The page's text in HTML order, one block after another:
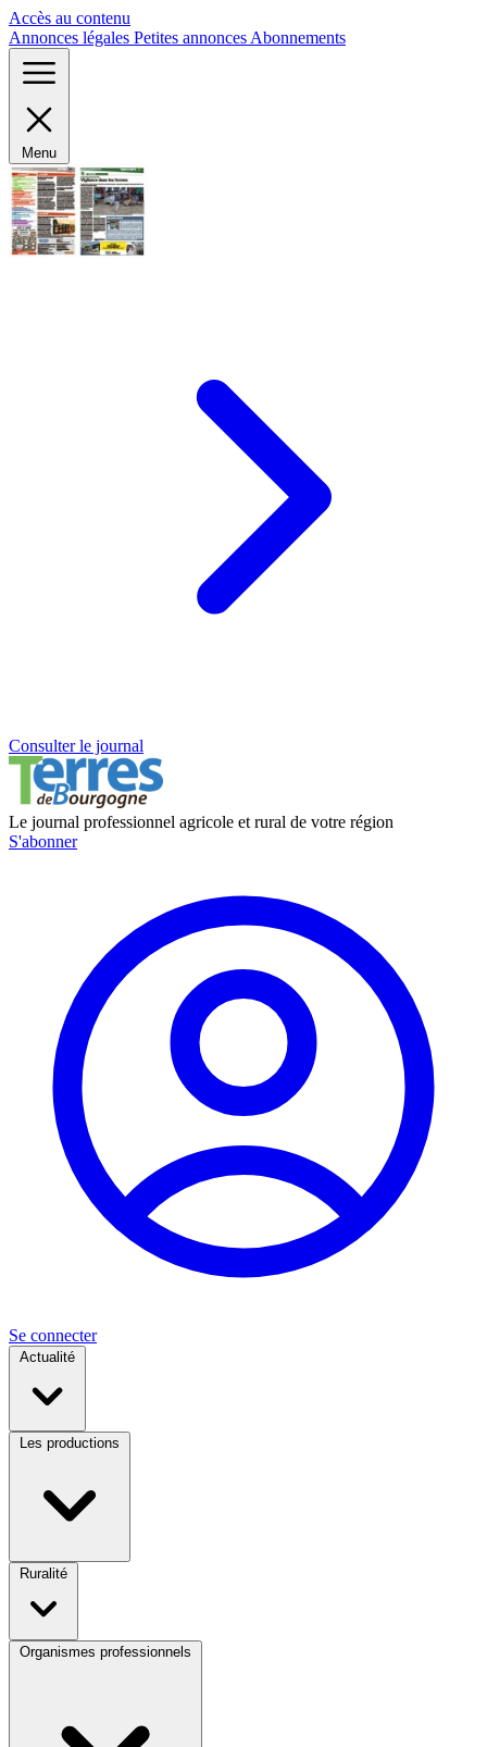
Accès au contenu
Annonces légales Petites annonces Abonnements
Menu
Consulter le journal
Le journal professionnel agricole et rural de votre région
S'abonner
Se connecter
Actualité
Les productions
Ruralité
Organismes professionnels
Panneau de gestion des cookies